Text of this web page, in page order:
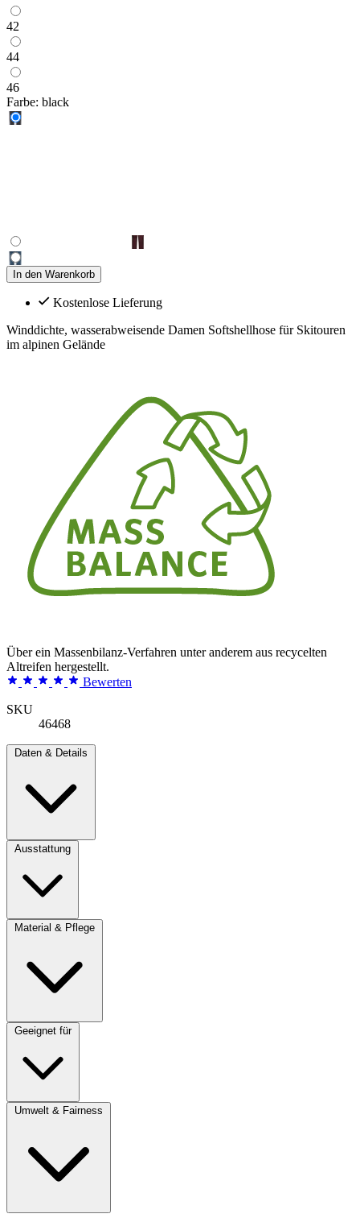
42
44
46
Farbe: black
In den Warenkorb
Kostenlose Lieferung
Winddichte, wasserabweisende Damen Softshellhose für Skitouren
im alpinen Gelände
Über ein Massenbilanz-Verfahren unter anderem aus recycelten
Altreifen hergestellt.
Bewerten
SKU
46468
Daten & Details
Ausstattung
Material & Pflege
Geeignet für
Umwelt & Fairness